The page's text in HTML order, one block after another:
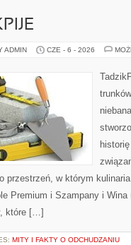
ADMIN CZE - 6 - 2026
przestrzeń, w którym
Premium i Szampany i
które […]
MITY I FAKTY O ODCHUDZANIU